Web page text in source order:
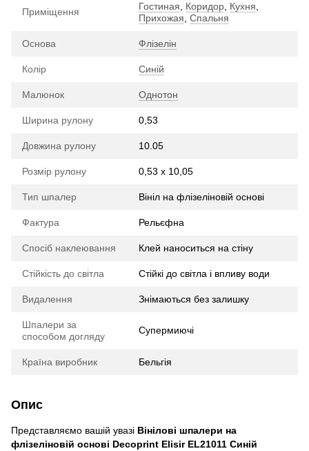
Приміщення Гостиная, Коридор, Кухня,
Прихожая, Спальня
Основа Флізелін
Колір Синій
Малюнок Однотон
Ширина рулону 0,53
Довжина рулону 10.05
Розмір рулону 0,53 х 10,05
Тип шпалер Вініл на флізеліновій основі
Фактура Рельєфна
Спосіб наклеювання Клей наноситься на стіну
Стійкість до світла Стійкі до світла і впливу води
Видалення Знімаються без залишку
Шпалери за
способом догляду
Супермиючі
Країна виробник Бельгія
Опис
Представляємо вашій увазі Вінілові шпалери на
флізеліновій основі Decoprint Elisir EL21011 Синій